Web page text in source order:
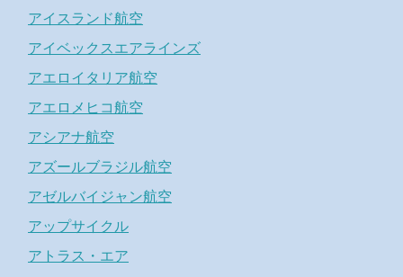
アイスランド航空
アイベックスエアラインズ
アエロイタリア航空
アエロメヒコ航空
アシアナ航空
アズールブラジル航空
アゼルバイジャン航空
アップサイクル
アトラス・エア